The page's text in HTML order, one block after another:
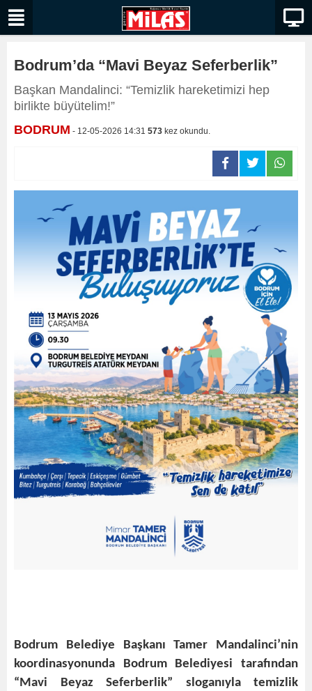
Bodrum’da “Mavi Beyaz Seferberlik”
Başkan Mandalinci: “Temizlik hareketimizi hep
birlikte büyütelim!”
BODRUM - 12-05-2026 14:31 573 kez okundu.
Bodrum Belediye Başkanı Tamer Mandalinci’nin
koordinasyonunda Bodrum Belediyesi tarafından
“Mavi Beyaz Seferberlik” sloganıyla temizlik